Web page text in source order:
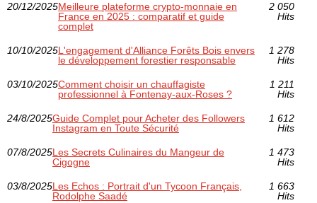
20/12/2025Meilleure plateforme crypto-monnaie en
France en 2025 : comparatif et guide
complet
2 050
Hits
10/10/2025L'engagement d'Alliance Forêts Bois envers
le développement forestier responsable
1 278
Hits
03/10/2025Comment choisir un chauffagiste
professionnel à Fontenay-aux-Roses ?
1 211
Hits
24/8/2025Guide Complet pour Acheter des Followers
Instagram en Toute Sécurité
1 612
Hits
07/8/2025Les Secrets Culinaires du Mangeur de
Cigogne
1 473
Hits
03/8/2025Les Echos : Portrait d'un Tycoon Français,
Rodolphe Saadé
1 663
Hits